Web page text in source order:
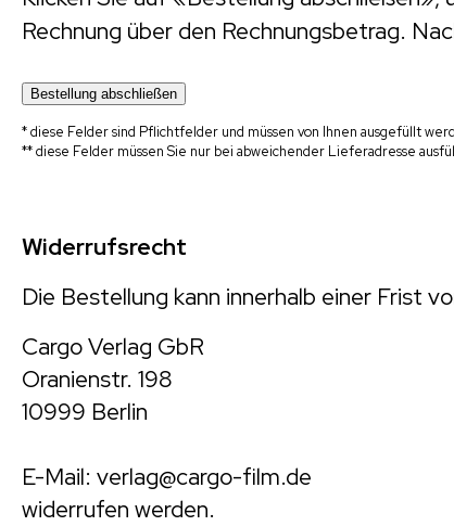
Rechnung über den Rechnungsbetrag.
* diese Felder sind Pflichtfelder und müssen von Ihnen ausgefüllt
** diese Felder müssen Sie nur bei abweichender Lieferadresse
Widerrufsrecht
Die Bestellung kann innerhalb einer Frist
Cargo Verlag GbR
Oranienstr. 198
10999 Berlin
E-Mail: verlag@cargo-film.de
widerrufen werden.